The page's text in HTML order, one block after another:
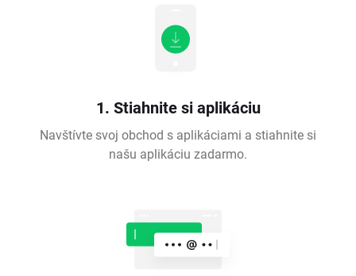
1. Stiahnite si aplikáciu
Navštívte svoj obchod s aplikáciami a stiahnite si
našu aplikáciu zadarmo.